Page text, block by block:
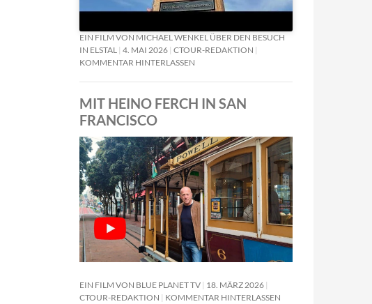
EIN FILM VON MICHAEL WENKEL ÜBER DEN BESUCH
IN ELSTAL 4. MAI 2026 CTOUR-REDAKTION
KOMMENTAR HINTERLASSEN
MIT HEINO FERCH IN SAN
FRANCISCO
EIN FILM VON BLUE PLANET TV 18. MÄRZ 2026
CTOUR-REDAKTION
KOMMENTAR HINTERLASSEN